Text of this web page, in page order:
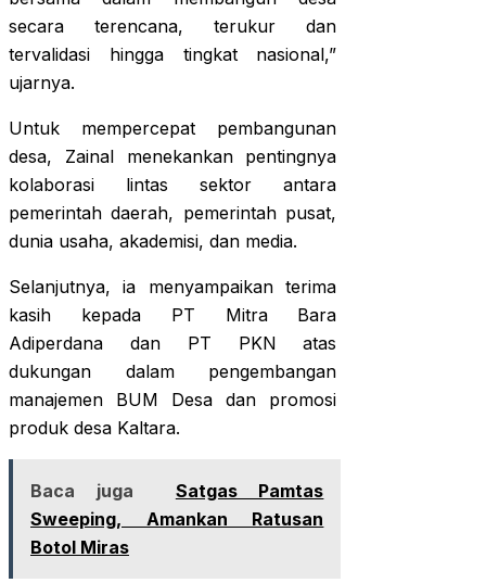
secara terencana, terukur dan
tervalidasi hingga tingkat nasional,”
ujarnya.
Untuk mempercepat pembangunan
desa, Zainal menekankan pentingnya
kolaborasi lintas sektor antara
pemerintah daerah, pemerintah pusat,
dunia usaha, akademisi, dan media.
Selanjutnya, ia menyampaikan terima
kasih kepada PT Mitra Bara
Adiperdana dan PT PKN atas
dukungan dalam pengembangan
manajemen BUM Desa dan promosi
produk desa Kaltara.
Baca juga
Satgas Pamtas
Sweeping, Amankan Ratusan
Botol Miras